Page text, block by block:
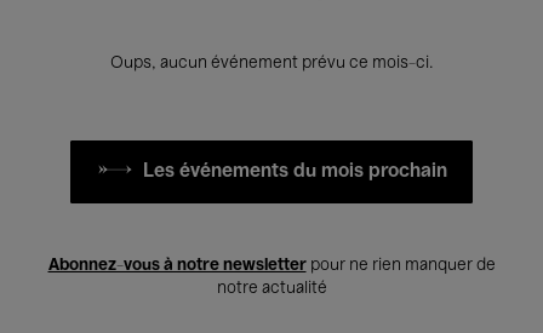
Oups, aucun événement prévu ce mois-ci.
Les événements du mois prochain
Abonnez-vous à notre newsletterpour ne rien manquer de
notre actualité